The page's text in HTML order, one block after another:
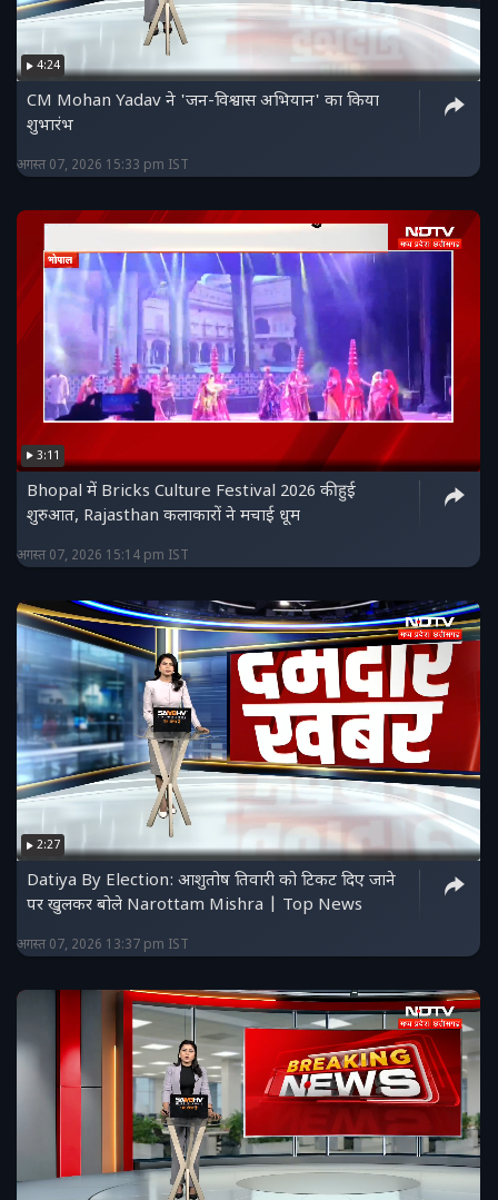
4:24
CM Mohan Yadav ने 'जन-विश्वास अभियान' का किया
शुभारंभ
अगस्त 07, 2026 15:33 pm IST
3:11
Bhopal में Bricks Culture Festival 2026 की हुई
शुरुआत, Rajasthan कलाकारों ने मचाई धूम
अगस्त 07, 2026 15:14 pm IST
2:27
Datiya By Election: आशुतोष तिवारी को टिकट दिए जाने
पर खुलकर बोले Narottam Mishra | Top News
अगस्त 07, 2026 13:37 pm IST